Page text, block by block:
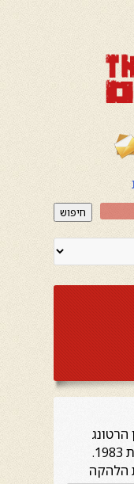
חיפוש
ייסד את "נואבה מנטקה" בשנת 1983.
הלהקה